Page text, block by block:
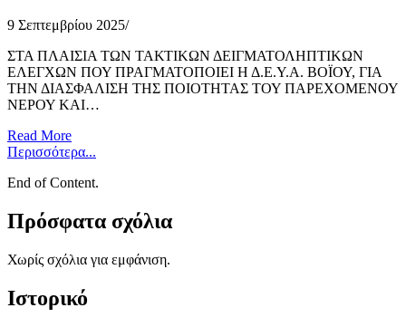
9 Σεπτεμβρίου 2025/
ΣΤΑ ΠΛΑΙΣΙΑ ΤΩΝ ΤΑΚΤΙΚΩΝ ΔΕΙΓΜΑΤΟΛΗΠΤΙΚΩΝ
ΕΛΕΓΧΩΝ ΠΟΥ ΠΡΑΓΜΑΤΟΠΟΙΕΙ Η Δ.Ε.Υ.Α. ΒΟΪΟΥ, ΓΙΑ
ΤΗΝ ΔΙΑΣΦΑΛΙΣΗ ΤΗΣ ΠΟΙΟΤΗΤΑΣ ΤΟΥ ΠΑΡΕΧΟΜΕΝΟΥ
ΝΕΡΟΥ ΚΑΙ…
Read More
Περισσότερα...
End of Content.
Πρόσφατα σχόλια
Χωρίς σχόλια για εμφάνιση.
Ιστορικό